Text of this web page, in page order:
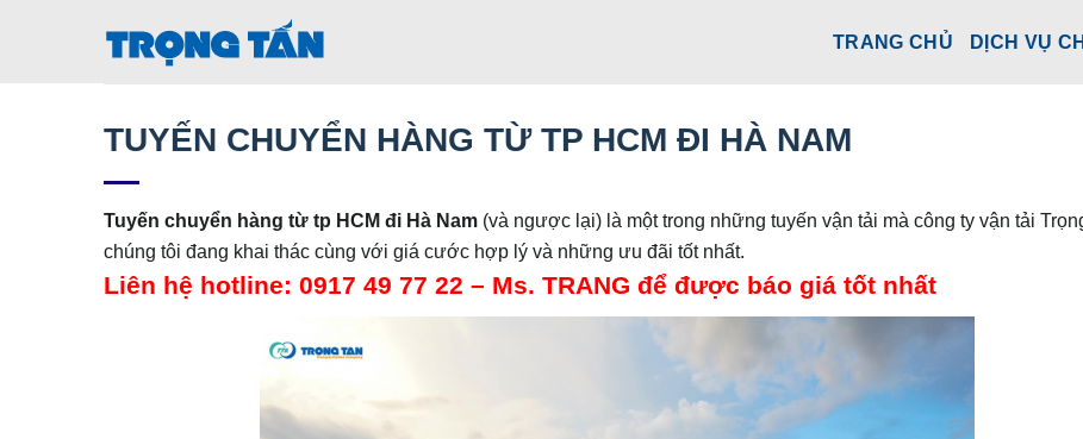
TRANG CHỦ DỊCH VỤ
TUYẾN CHUYỂN HÀNG TỪ TP HCM ĐI HÀ NAM
Tuyến chuyển hàng từ tp HCM đi Hà Nam (và ngược lại) là một trong những tuyến vận tải mà công ty vận tải
chúng tôi đang khai thác cùng với giá cước hợp lý và những ưu đãi tốt nhất.
Liên hệ hotline: 0917 49 77 22 – Ms. TRANG để được báo giá tốt nhất